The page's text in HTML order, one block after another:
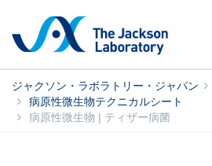
ジャクソン・ラボラトリー・ジャパン
病原性微生物テクニカルシート
病原性微生物 | ティザー病菌